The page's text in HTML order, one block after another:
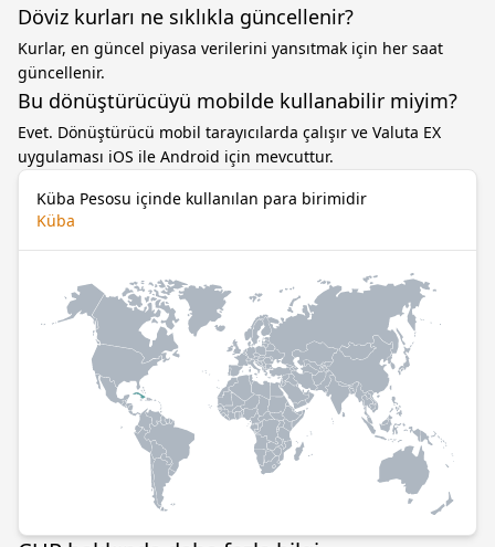
Döviz kurları ne sıklıkla güncellenir?
Kurlar, en güncel piyasa verilerini yansıtmak için her saat
güncellenir.
Bu dönüştürücüyü mobilde kullanabilir miyim?
Evet. Dönüştürücü mobil tarayıcılarda çalışır ve Valuta EX
uygulaması iOS ile Android için mevcuttur.
Küba Pesosu içinde kullanılan para birimidir
Küba